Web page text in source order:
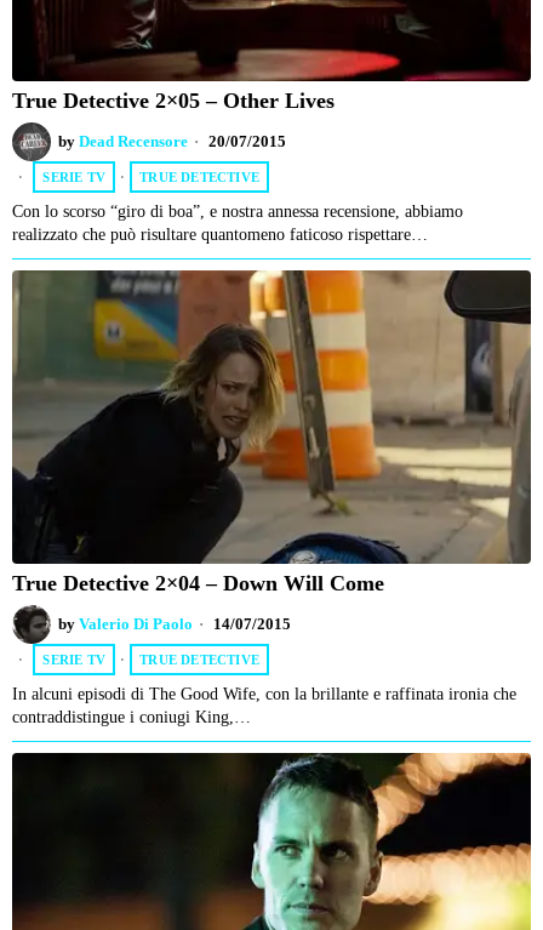
True Detective 2×05 – Other Lives
by Dead Recensore 20/07/2015
SERIE TV · TRUE DETECTIVE
Con lo scorso “giro di boa”, e nostra annessa recensione, abbiamo
realizzato che può risultare quantomeno faticoso rispettare…
True Detective 2×04 – Down Will Come
by Valerio Di Paolo 14/07/2015
SERIE TV · TRUE DETECTIVE
In alcuni episodi di The Good Wife, con la brillante e raffinata ironia che
contraddistingue i coniugi King,…